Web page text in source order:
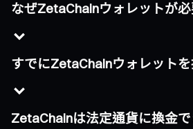
なぜZetaChainウォレットが必
すでにZetaChainウォレット
ZetaChainは法定通貨に換金で